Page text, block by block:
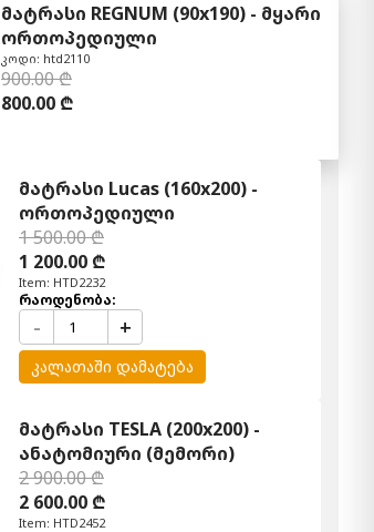
მატრასი REGNUM (90x190) - მყარი
ორთოპედიული
კოდი: htd2110
900.00 ₾
800.00 ₾
მატრასი Lucas (160x200) -
ორთოპედიული
1 500.00 ₾
1 200.00 ₾
Item: HTD2232
რაოდენობა:
- +
კალათაში დამატება
მატრასი TESLA (200x200) -
ანატომიური (მემორი)
2 900.00 ₾
2 600.00 ₾
Item: HTD2452